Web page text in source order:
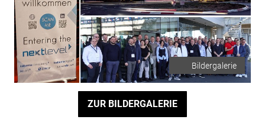
Bildergalerie
ZUR BILDERGALERIE